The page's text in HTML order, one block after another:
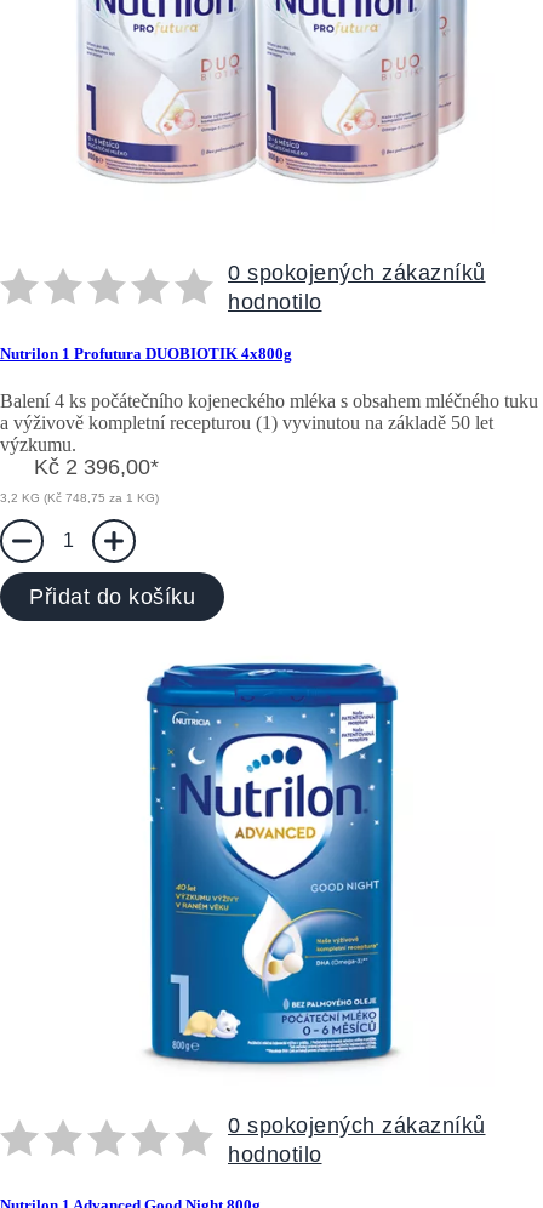
0 spokojených zákazníků
hodnotilo
Nutrilon 1 Profutura DUOBIOTIK 4x800g
Balení 4 ks počátečního kojeneckého mléka s obsahem mléčného tuku
a výživově kompletní recepturou (1) vyvinutou na základě 50 let
výzkumu.
Kč 2 396,00*
3,2 KG (Kč 748,75 za 1 KG)
1
Přidat do košíku
0 spokojených zákazníků
hodnotilo